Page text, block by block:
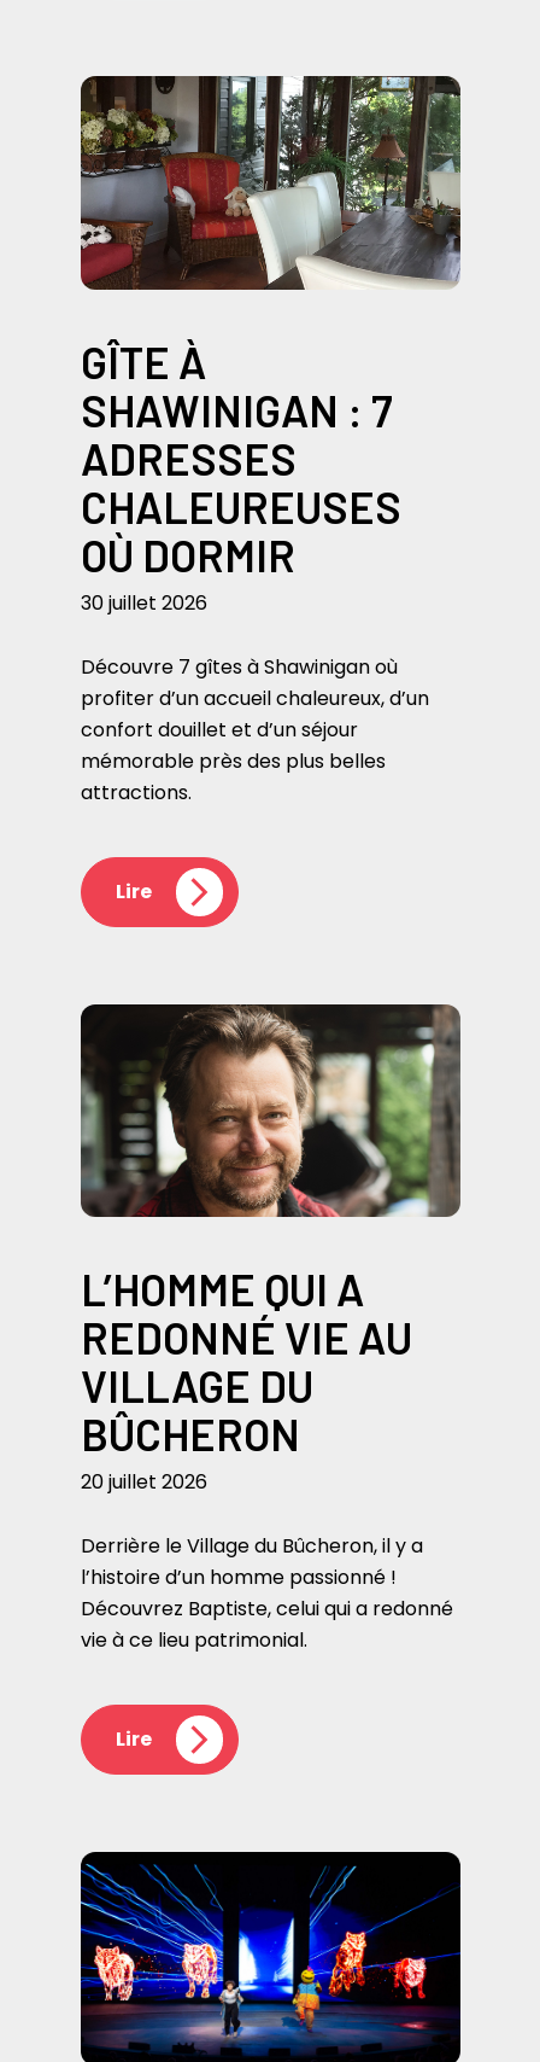
GÎTE À
SHAWINIGAN : 7
ADRESSES
CHALEUREUSES
OÙ DORMIR
30 juillet 2026
Découvre 7 gîtes à Shawinigan où
profiter d’un accueil chaleureux, d’un
confort douillet et d’un séjour
mémorable près des plus belles
attractions.
Lire
L’HOMME QUI A
REDONNÉ VIE AU
VILLAGE DU
BÛCHERON
20 juillet 2026
Derrière le Village du Bûcheron, il y a
l’histoire d’un homme passionné !
Découvrez Baptiste, celui qui a redonné
vie à ce lieu patrimonial.
Lire